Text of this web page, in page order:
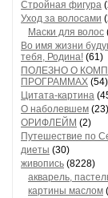
Стройная фигура
Уход за волосами
Маски для волос
Во имя жизни
тебя, Родина! (61)
ПОЛЕЗНО О
ПРОГРАММАХ (54)
Цитата-картина
О наболевшем (23)
ОРИФЛЕЙМ (2)
Путешествие по
диеты (30)
живопись (8228)
акварель,
картины маслом